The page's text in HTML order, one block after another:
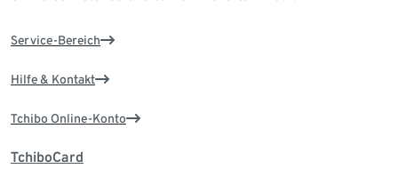
Service-Bereich
Hilfe & Kontakt
Tchibo Online-Konto
TchiboCard